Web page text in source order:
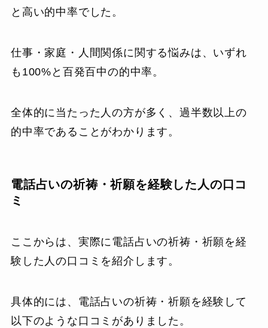
と高い的中率でした。
仕事・家庭・人間関係に関する悩みは、いずれ
も100%と百発百中の的中率。
全体的に当たった人の方が多く、過半数以上の
的中率であることがわかります。
電話占いの祈祷・祈願を経験した人の口コ
ミ
ここからは、実際に電話占いの祈祷・祈願を経
験した人の口コミを紹介します。
具体的には、電話占いの祈祷・祈願を経験して
以下のような口コミがありました。